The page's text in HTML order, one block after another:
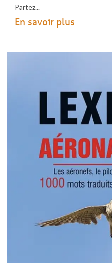
Partez...
En savoir plus